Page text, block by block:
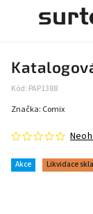
Kód: PAP1388
Akce Likvidace
Značka: Comix